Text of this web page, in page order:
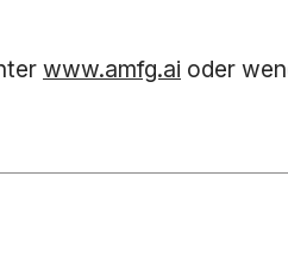
www.amfg.ai oder